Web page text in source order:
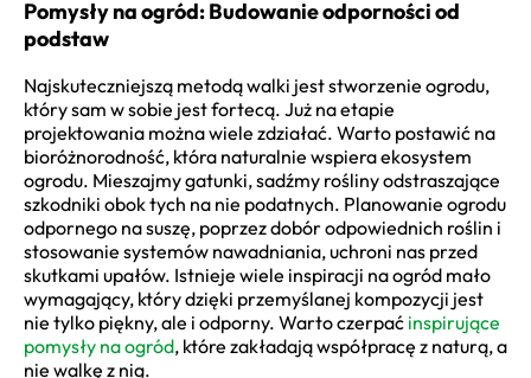
Pomysły na ogród: Budowanie odporności od
podstaw
Najskuteczniejszą metodą walki jest stworzenie ogrodu,
który sam w sobie jest fortecą. Już na etapie
projektowania można wiele zdziałać. Warto postawić na
bioróżnorodność, która naturalnie wspiera ekosystem
ogrodu. Mieszajmy gatunki, sadźmy rośliny odstraszające
szkodniki obok tych na nie podatnych. Planowanie ogrodu
odpornego na suszę, poprzez dobór odpowiednich roślin i
stosowanie systemów nawadniania, uchroni nas przed
skutkami upałów. Istnieje wiele inspiracji na ogród mało
wymagający, który dzięki przemyślanej kompozycji jest
nie tylko piękny, ale i odporny. Warto czerpać inspirujące
pomysły na ogród, które zakładają współpracę z naturą, a
nie walkę z nią.